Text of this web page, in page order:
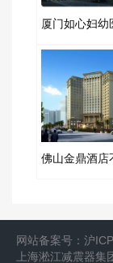
网站备案号： 沪
上海淞江减震器集